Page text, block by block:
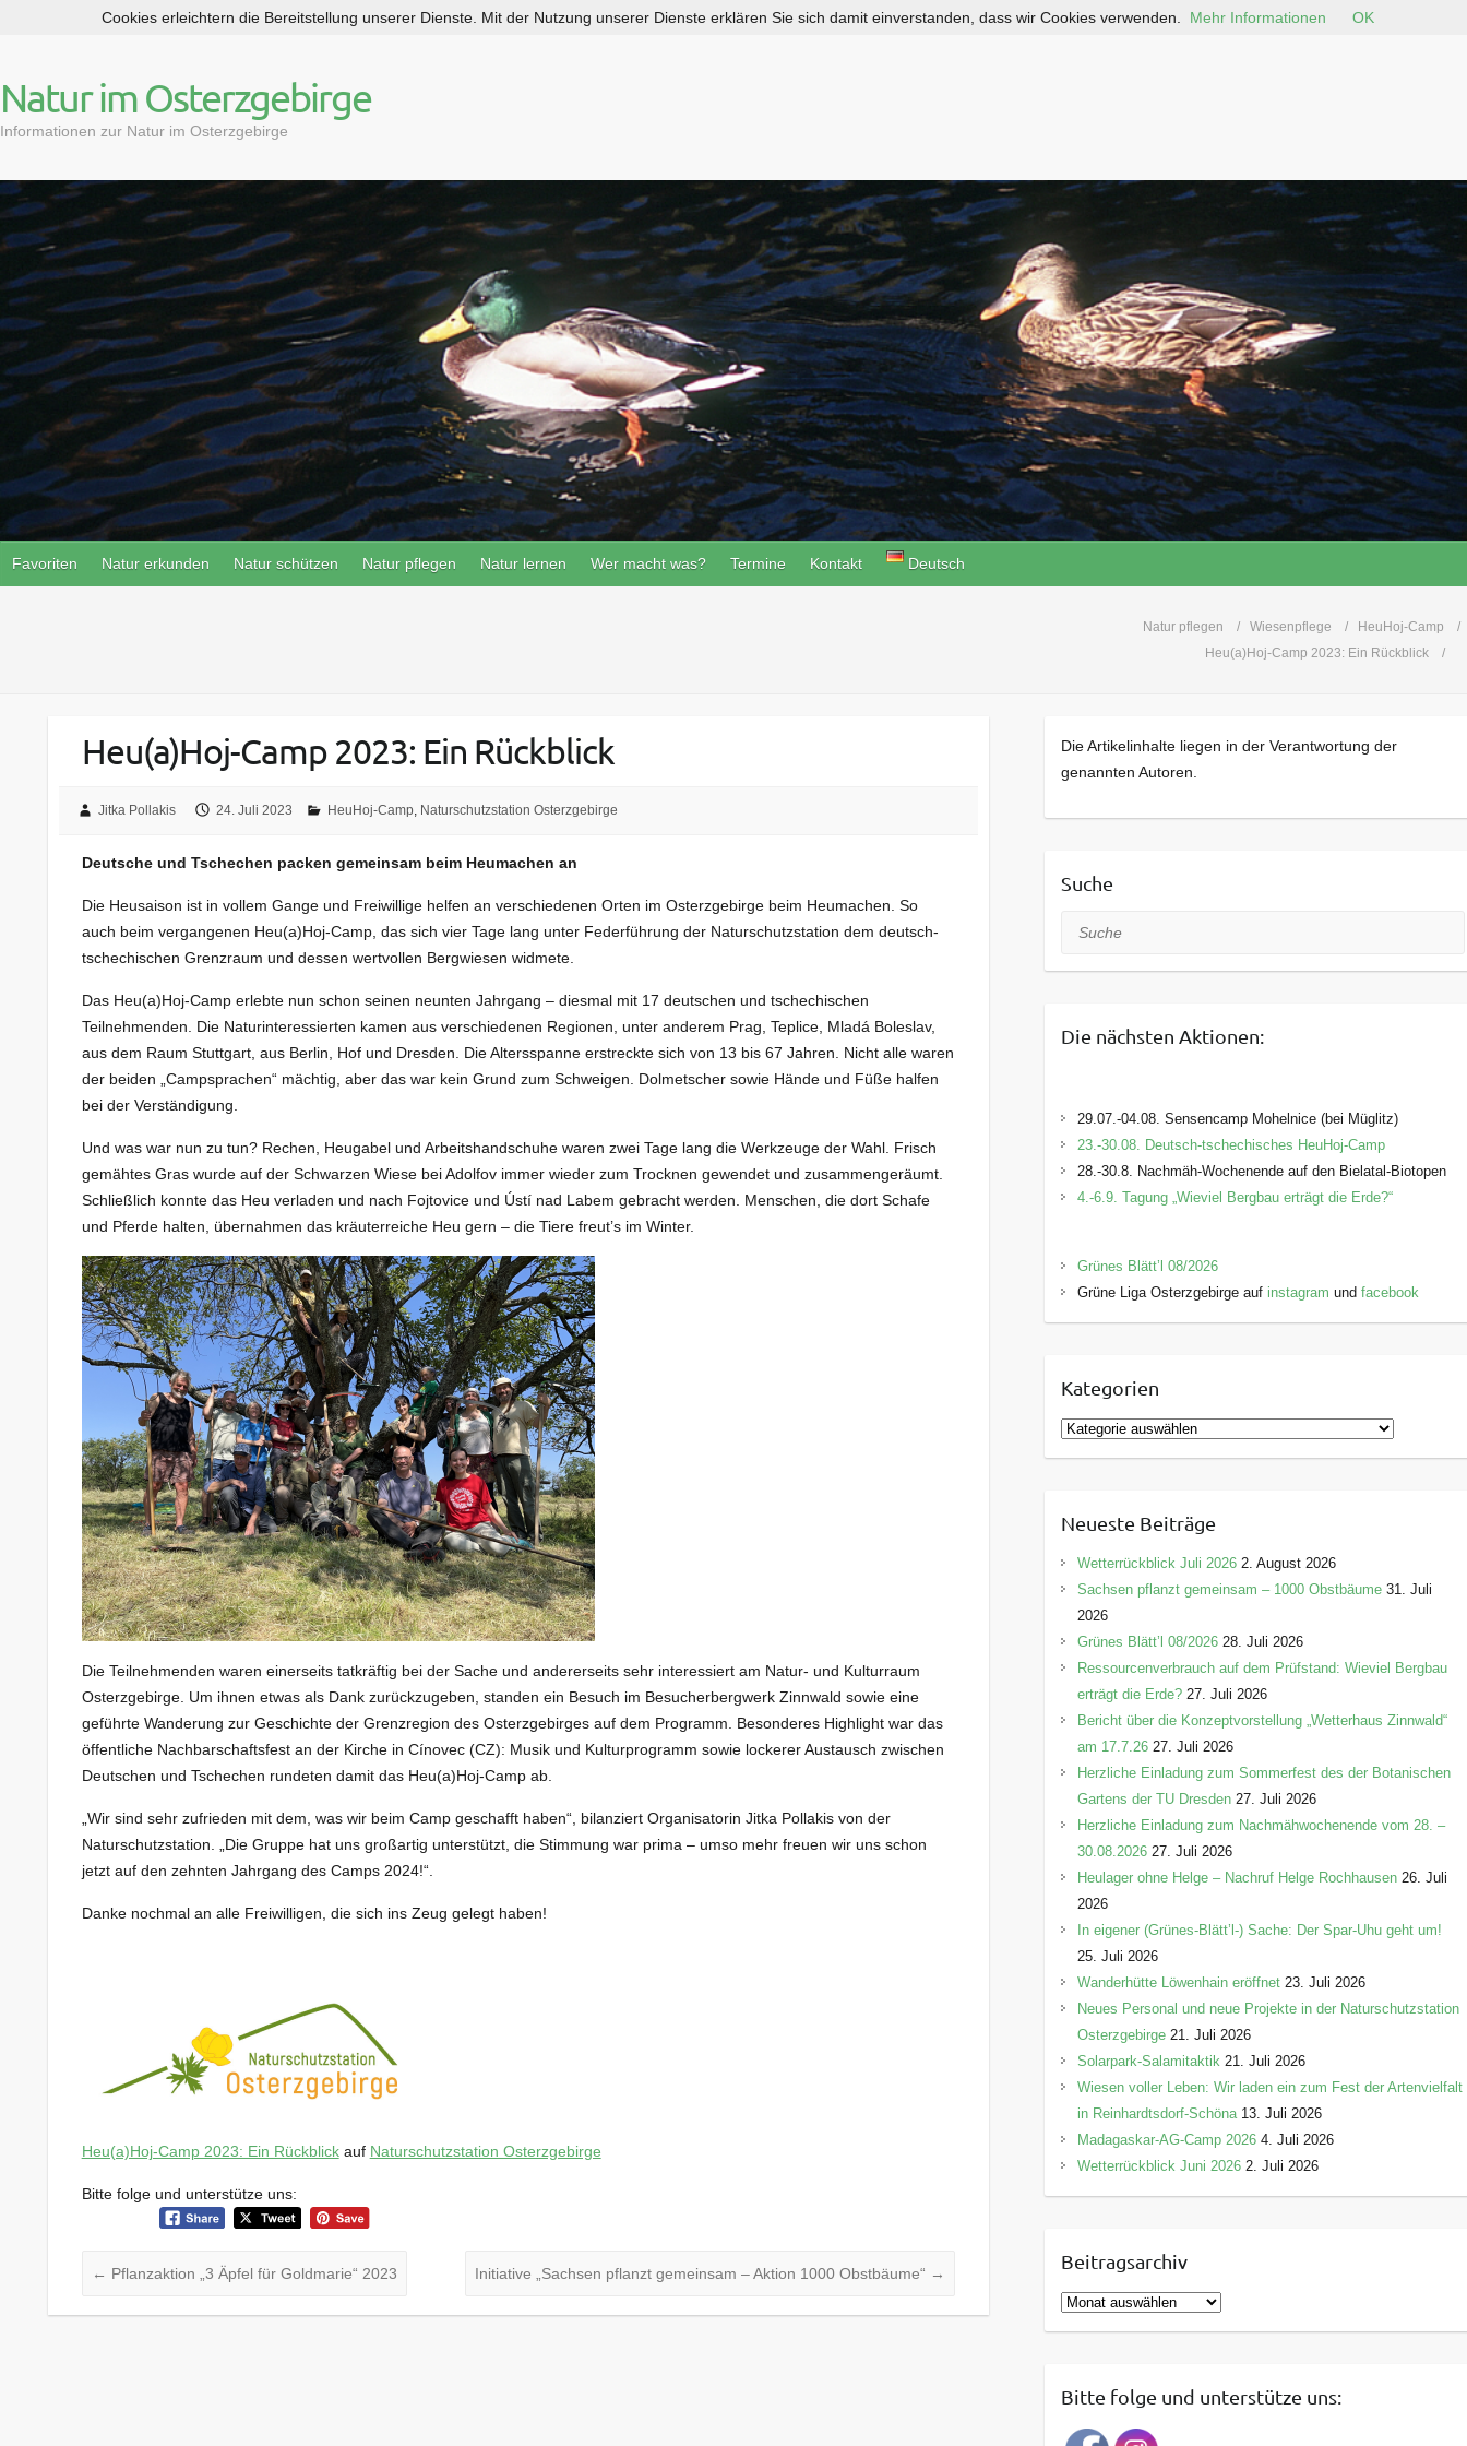
p
t
c
t
e
t
Natur im Osterzgebirge
Informationen zur Natur im Osterzgebirge
Favoriten Natur erkunden Natur schützen Natur pflegen Natur lernen Wer macht was? Termine Kontakt Deutsch
Natur pflegen Wiesenpflege
HeuHoj-Camp
Heu(a)Hoj-Camp 2023: Ein Rückblick
Heu(a)Hoj-Camp 2023: Ein Rückblick
Jitka Pollakis 24. Juli 2023 HeuHoj-Camp, Naturschutzstation Osterzgebirge
Deutsche und Tschechen packen gemeinsam beim Heumachen an
Die Heusaison ist in vollem Gange und Freiwillige helfen an verschiedenen Orten im Osterzgebirge beim Heumachen. So
auch beim vergangenen Heu(a)Hoj-Camp, das sich vier Tage lang unter Federführung der Naturschutzstation dem deutsch-
tschechischen Grenzraum und dessen wertvollen Bergwiesen widmete.
Das Heu(a)Hoj-Camp erlebte nun schon seinen neunten Jahrgang – diesmal mit 17 deutschen und tschechischen
Teilnehmenden. Die Naturinteressierten kamen aus verschiedenen Regionen, unter anderem Prag, Teplice, Mladá Boleslav,
aus dem Raum Stuttgart, aus Berlin, Hof und Dresden. Die Altersspanne erstreckte sich von 13 bis 67 Jahren. Nicht alle waren
der beiden „Campsprachen“ mächtig, aber das war kein Grund zum Schweigen. Dolmetscher sowie Hände und Füße halfen
bei der Verständigung.
Und was war nun zu tun? Rechen, Heugabel und Arbeitshandschuhe waren zwei Tage lang die Werkzeuge der Wahl. Frisch
gemähtes Gras wurde auf der Schwarzen Wiese bei Adolfov immer wieder zum Trocknen gewendet und zusammengeräumt.
Schließlich konnte das Heu verladen und nach Fojtovice und Ústí nad Labem gebracht werden. Menschen, die dort Schafe
und Pferde halten, übernahmen das kräuterreiche Heu gern – die Tiere freut’s im Winter.
Die Teilnehmenden waren einerseits tatkräftig bei der Sache und andererseits sehr interessiert am Natur- und Kulturraum
Osterzgebirge. Um ihnen etwas als Dank zurückzugeben, standen ein Besuch im Besucherbergwerk Zinnwald sowie eine
geführte Wanderung zur Geschichte der Grenzregion des Osterzgebirges auf dem Programm. Besonderes Highlight war das
öffentliche Nachbarschaftsfest an der Kirche in Cínovec (CZ): Musik und Kulturprogramm sowie lockerer Austausch zwischen
Deutschen und Tschechen rundeten damit das Heu(a)Hoj-Camp ab.
„Wir sind sehr zufrieden mit dem, was wir beim Camp geschafft haben“, bilanziert Organisatorin Jitka Pollakis von der
Naturschutzstation. „Die Gruppe hat uns großartig unterstützt, die Stimmung war prima – umso mehr freuen wir uns schon
jetzt auf den zehnten Jahrgang des Camps 2024!“.
Danke nochmal an alle Freiwilligen, die sich ins Zeug gelegt haben!
Heu(a)Hoj-Camp 2023: Ein Rückblickauf Naturschutzstation Osterzgebirge
Bitte folge und unterstütze uns:
← Pflanzaktion „3 Äpfel für Goldmarie“ 2023 Initiative „Sachsen pflanzt gemeinsam – Aktion 1000 Obstbäume“ →
Die Artikelinhalte liegen in der Verantwortung der
genannten Autoren.
Suche
Suche
Die nächsten Aktionen:
29.07.-04.08. Sensencamp Mohelnice (bei Müglitz)
23.-30.08. Deutsch-tschechisches HeuHoj-Camp
28.-30.8. Nachmäh-Wochenende auf den Bielatal-Biotopen
4.-6.9. Tagung „Wieviel Bergbau erträgt die Erde?“
Grünes Blätt’l 08/2026
Grüne Liga Osterzgebirge auf instagram und facebook
Kategorien
K
a
g
o
r
e
n
Neueste Beiträge
Wetterrückblick Juli 2026 2. August 2026
Sachsen pflanzt gemeinsam – 1000 Obstbäume 31. Juli
2026
Grünes Blätt’l 08/2026 28. Juli 2026
Ressourcenverbrauch auf dem Prüfstand: Wieviel Bergbau
erträgt die Erde? 27. Juli 2026
Bericht über die Konzeptvorstellung „Wetterhaus Zinnwald“
am 17.7.26 27. Juli 2026
Herzliche Einladung zum Sommerfest des der Botanischen
Gartens der TU Dresden 27. Juli 2026
Herzliche Einladung zum Nachmähwochenende vom 28. –
30.08.2026 27. Juli 2026
Heulager ohne Helge – Nachruf Helge Rochhausen 26. Juli
2026
In eigener (Grünes-Blätt’l-) Sache: Der Spar-Uhu geht um!
25. Juli 2026
Wanderhütte Löwenhain eröffnet 23. Juli 2026
Neues Personal und neue Projekte in der Naturschutzstation
Osterzgebirge 21. Juli 2026
Solarpark-Salamitaktik 21. Juli 2026
Wiesen voller Leben: Wir laden ein zum Fest der Artenvielfalt
in Reinhardtsdorf-Schöna 13. Juli 2026
Madagaskar-AG-Camp 2026 4. Juli 2026
Wetterrückblick Juni 2026 2. Juli 2026
Beitragsarchiv
B
e
rBitte folge und unterstütze uns:
Cookies erleichtern die Bereitstellung unserer Dienste. Mit der Nutzung unserer Dienste erklären Sie sich damit einverstanden, dass wir Cookies verwenden. Mehr Informationen OK